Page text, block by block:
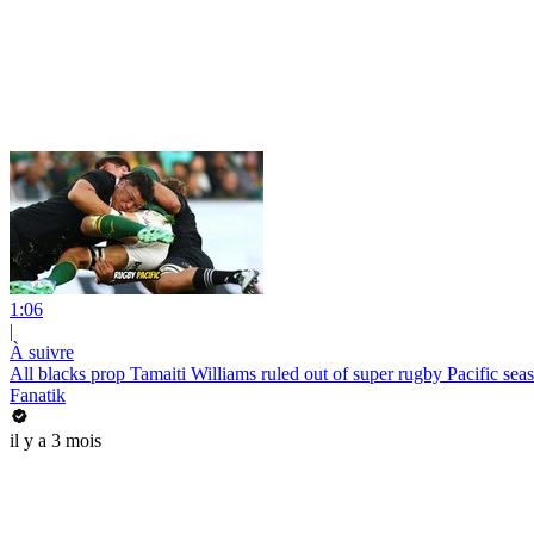
1:06
|
À suivre
All blacks prop Tamaiti Williams ruled out of super rugby Pacific
Fanatik
il y a 3 mois